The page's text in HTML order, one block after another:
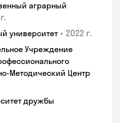
аграрный
университет • 2022 г.
Учреждение
Методический Центр
дружбы